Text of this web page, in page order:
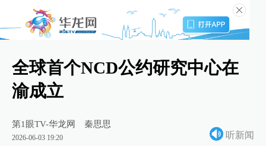
全球首个NCD公约研究中心在
渝成立
第1眼TV-华龙网 秦思思
2026-06-03 19:20 听新闻